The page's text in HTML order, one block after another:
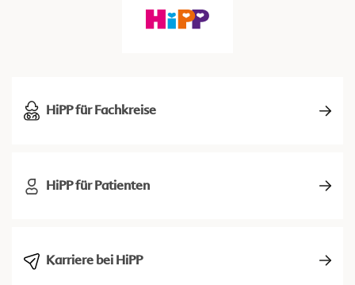
HiPP für Fachkreise
HiPP für Patienten
Karriere bei HiPP